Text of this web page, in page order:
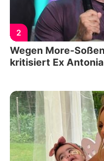
2
Wegen More-
kritisiert Ex Antonia